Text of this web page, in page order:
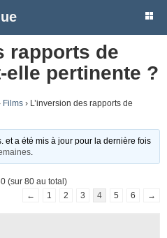
rapports de
pertinente ?
Films › L’inversion des rapports de
et a été mis à jour pour la dernière fois
(sur 80 au total)
←
1 2 3 4 5 6 →